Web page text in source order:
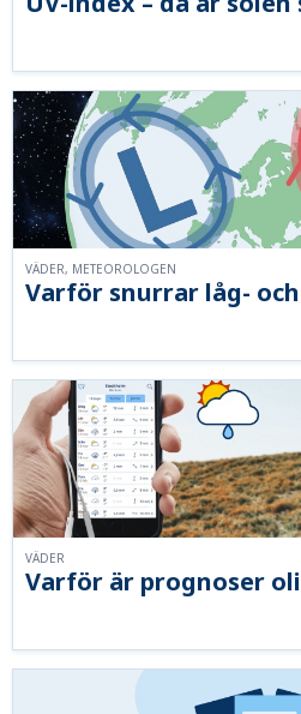
Varför snurrar låg-
VÄDER, METEOROLOGEN
Varför är prognoser
VÄDER